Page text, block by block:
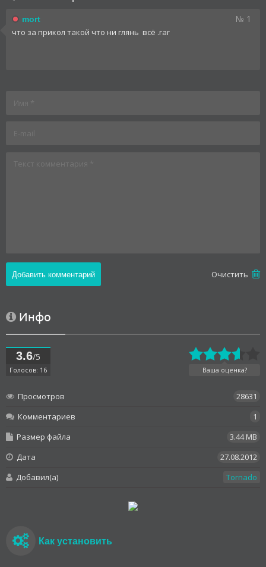
mort № 1
что за прикол такой что ни глянь всё .rar
Oчистить
Инфо
3.6/5
Голосов: 16 Ваша оценка?
Просмотров
28631
Комментариев
1
Размер файла
3.44 MB
Дата
27.08.2012
Добавил(а)
Tornado
Как установить